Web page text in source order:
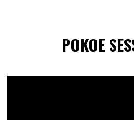
POKOE